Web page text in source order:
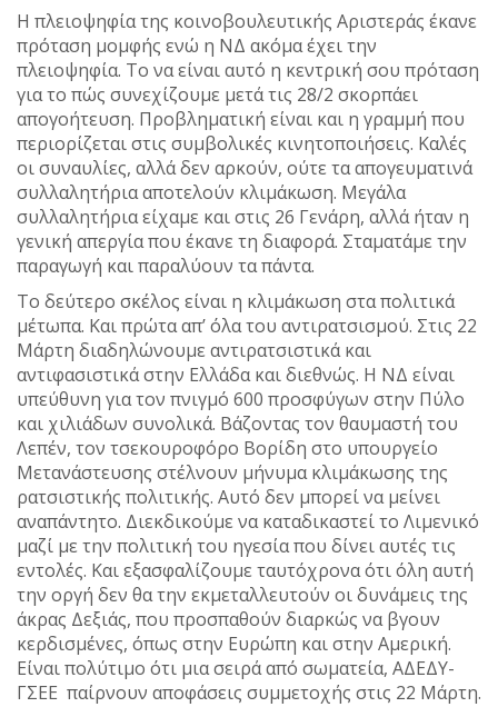
Η πλειοψηφία της κοινοβουλευτικής Αριστεράς έκανε
πρόταση μομφής ενώ η ΝΔ ακόμα έχει την
πλειοψηφία. Το να είναι αυτό η κεντρική σου πρόταση
για το πώς συνεχίζουμε μετά τις 28/2 σκορπάει
απογοήτευση. Προβληματική είναι και η γραμμή που
περιορίζεται στις συμβολικές κινητοποιήσεις. Καλές
οι συναυλίες, αλλά δεν αρκούν, ούτε τα απογευματινά
συλλαλητήρια αποτελούν κλιμάκωση. Μεγάλα
συλλαλητήρια είχαμε και στις 26 Γενάρη, αλλά ήταν η
γενική απεργία που έκανε τη διαφορά. Σταματάμε την
παραγωγή και παραλύουν τα πάντα.
Το δεύτερο σκέλος είναι η κλιμάκωση στα πολιτικά
μέτωπα. Και πρώτα απ’ όλα του αντιρατσισμού. Στις 22
Μάρτη διαδηλώνουμε αντιρατσιστικά και
αντιφασιστικά στην Ελλάδα και διεθνώς. Η ΝΔ είναι
υπεύθυνη για τον πνιγμό 600 προσφύγων στην Πύλο
και χιλιάδων συνολικά. Βάζοντας τον θαυμαστή του
Λεπέν, τον τσεκουροφόρο Βορίδη στο υπουργείο
Μετανάστευσης στέλνουν μήνυμα κλιμάκωσης της
ρατσιστικής πολιτικής. Αυτό δεν μπορεί να μείνει
αναπάντητο. Διεκδικούμε να καταδικαστεί το Λιμενικό
μαζί με την πολιτική του ηγεσία που δίνει αυτές τις
εντολές. Και εξασφαλίζουμε ταυτόχρονα ότι όλη αυτή
την οργή δεν θα την εκμεταλλευτούν οι δυνάμεις της
άκρας Δεξιάς, που προσπαθούν διαρκώς να βγουν
κερδισμένες, όπως στην Ευρώπη και στην Αμερική.
Είναι πολύτιμο ότι μια σειρά από σωματεία, ΑΔΕΔΥ-
ΓΣΕΕ παίρνουν αποφάσεις συμμετοχής στις 22 Μάρτη.